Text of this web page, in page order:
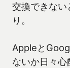
交換できない
り。
Appleと
ないか日々心